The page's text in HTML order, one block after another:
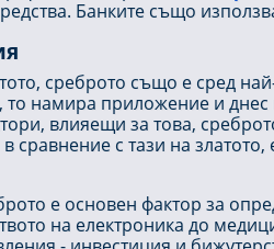
Банките също
среброто също е сред
то намира приложение и
влияещи за това,
сравнение с тази на
е основен фактор за
на електроника до